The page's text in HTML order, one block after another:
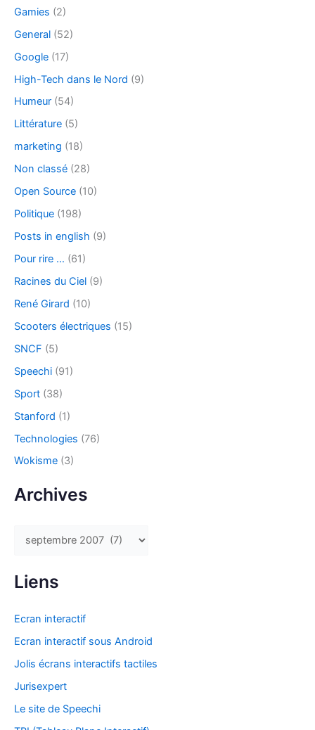
Gamies (2)
General (52)
Google (17)
High-Tech dans le Nord (9)
Humeur (54)
Littérature (5)
marketing (18)
Non classé (28)
Open Source (10)
Politique (198)
Posts in english (9)
Pour rire … (61)
Racines du Ciel (9)
René Girard (10)
Scooters électriques (15)
SNCF (5)
Speechi (91)
Sport (38)
Stanford (1)
Technologies (76)
Wokisme (3)
Archives
c
i
v
Liens
Ecran interactif
Ecran interactif sous Android
Jolis écrans interactifs tactiles
Jurisexpert
Le site de Speechi